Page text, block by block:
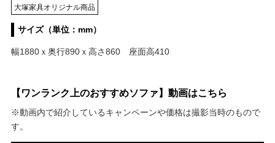
大塚家具オリジナル商品
サイズ（単位：mm）
幅1880ｘ奥行890ｘ高さ860 座面高410
【ワンランク上のおすすめソファ】動画はこちら
※動画内で紹介しているキャンペーンや価格は撮影当時のもので
す。